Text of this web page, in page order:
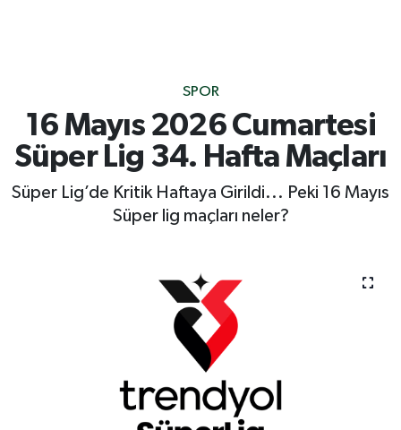
SPOR
16 Mayıs 2026 Cumartesi
Süper Lig 34. Hafta Maçları
Süper Lig’de Kritik Haftaya Girildi... Peki 16 Mayıs
Süper lig maçları neler?